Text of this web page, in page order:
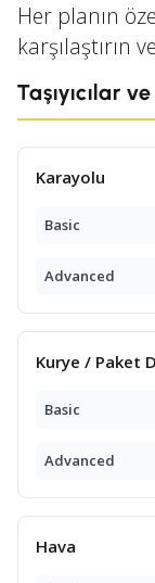
Her planın
karşılaştırın
Taşıyıcılar
Karayolu
Basic
Advanced
Kurye / Paket
Basic
Advanced
Hava